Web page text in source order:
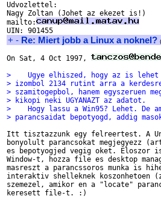
Udvozlettel:
Nagy Zoltan (Johet az ekezet is!)
mailto:
+ - Re: Miert jobb a Linux a noknel? (
On Sat, 4 Oct 1997,
>    Ugye elhiszed, hogy az is lehet
> izombol 2134 rutint arra a
> szamitogepbol, hanem egyszeruen
> kikopi neki UGYANAZT az adatot.
>    Hogy lassu a Win95? Lehet. De
> parancsaidat bepotyogd, addig
Itt tisztazzunk egy felreertest. A
bonyolult parancsokat megjegyezz
es bepotyogjed vegig oket. Eloszor
Window-t, hozza file es desktop
masreszt a parancssoros munka is
interaktiv shelleknek koszonhetoen
szemezel, amikor en a "locate"
keresett file-t. :)